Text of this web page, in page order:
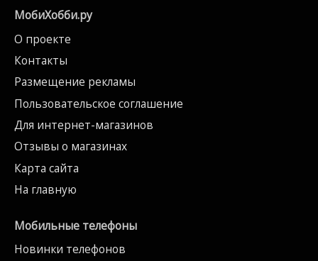
МобиХобби.ру
О проекте
Контакты
Размещение рекламы
Пользовательское соглашение
Для интернет-магазинов
Отзывы о магазинах
Карта сайта
На главную
Мобильные телефоны
Новинки телефонов